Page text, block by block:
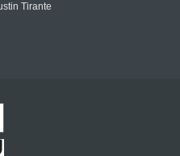
Tirante